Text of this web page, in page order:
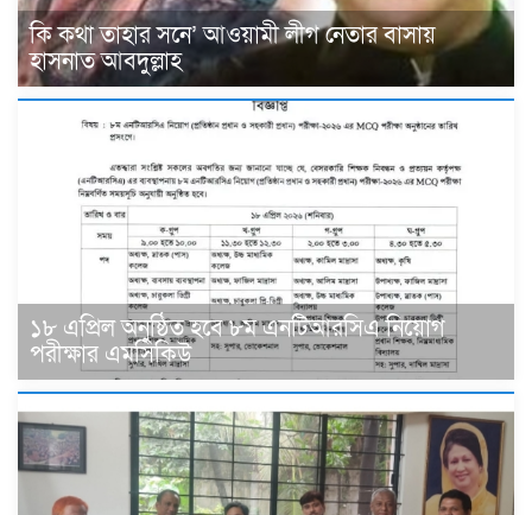
কি কথা তাহার সনে’ আওয়ামী লীগ নেতার বাসায়
হাসনাত আবদুল্লাহ
১৮ এপ্রিল অনুষ্ঠিত হবে ৮ম এনটিআরসিএ নিয়োগ
পরীক্ষার এমসিকিউ